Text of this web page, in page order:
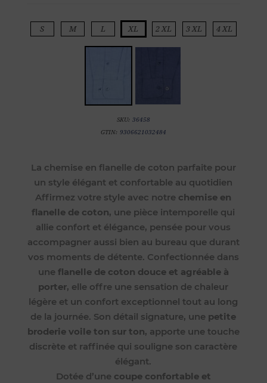
S M L XL 2 XL 3 XL 4 XL
SKU: 36458
GTIN: 9306621032484
La chemise en flanelle de coton parfaite pour
un style élégant et confortable au quotidien
Affirmez votre style avec notre chemise en
flanelle de coton, une pièce intemporelle qui
allie confort et élégance, pensée pour vous
accompagner aussi bien au bureau que durant
vos moments de détente. Confectionnée dans
une flanelle de coton douce et agréable à
porter, elle offre une sensation de chaleur
légère et un confort exceptionnel tout au long
de la journée. Son détail signature, une petite
broderie voile ton sur ton, apporte une touche
discrète et raffinée qui souligne son caractère
élégant.
Dotée d’une coupe confortable et